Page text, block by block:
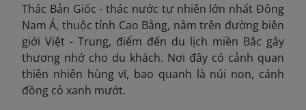
Thác Bản Giốc - thác nước tự nhiên lớn nhất Đông
Nam Á, thuộc tỉnh Cao Bằng, nằm trên đường biên
giới Việt - Trung, điểm đến du lịch miền Bắc gây
thương nhớ cho du khách. Nơi đây có cảnh quan
thiên nhiên hùng vĩ, bao quanh là núi non, cánh
đồng cỏ xanh mướt.